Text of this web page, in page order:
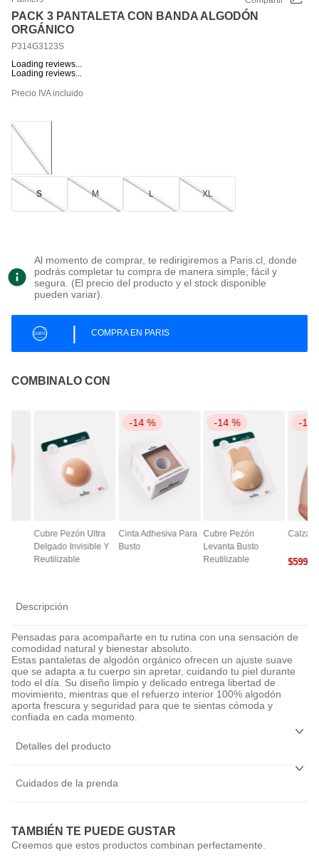
PACK 3 PANTALETA CON BANDA ALGODÓN
ORGÁNICO
P314G3123S
Loading reviews...
Loading reviews...
Precio IVA incluido
S M L XL
Al momento de comprar, te redirigiremos a Paris.cl, donde
podrás completar tu compra de manera simple, fácil y
segura. (El precio del producto y el stock disponible
pueden variar).
| COMPRA EN PARIS
COMBINALO CON
Cubre Pezón Ultra
Delgado Invisible Y
Reutilizable
-14 %
Cinta Adhesiva Para
Busto
-14 %
Cubre Pezón
Levanta Busto
Reutilizable
-14
Calza
$5990
Descripción
Pensadas para acompañarte en tu rutina con una sensación de
comodidad natural y bienestar absoluto.
Estas pantaletas de algodón orgánico ofrecen un ajuste suave
que se adapta a tu cuerpo sin apretar, cuidando tu piel durante
todo el día. Su diseño limpio y delicado entrega libertad de
movimiento, mientras que el refuerzo interior 100% algodón
aporta frescura y seguridad para que te sientas cómoda y
confiada en cada momento.
Detalles del producto
Cuidados de la prenda
TAMBIÉN TE PUEDE GUSTAR